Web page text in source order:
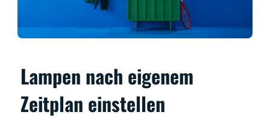
Lampen nach eigenem
Zeitplan einstellen